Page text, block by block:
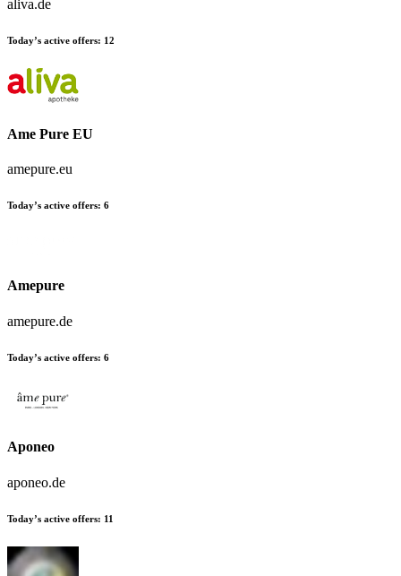
aliva.de
Today’s active offers: 12
Ame Pure EU
amepure.eu
Today’s active offers: 6
Amepure
amepure.de
Today’s active offers: 6
Aponeo
aponeo.de
Today’s active offers: 11